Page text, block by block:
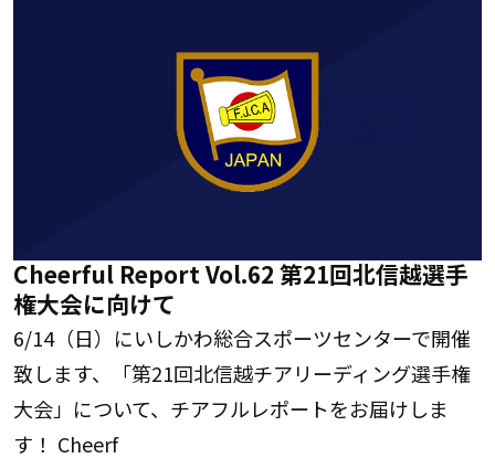
Cheerful Report Vol.62 第21回北信越選手
権大会に向けて
6/14（日）にいしかわ総合スポーツセンターで開催
致します、「第21回北信越チアリーディング選手権
大会」について、チアフルレポートをお届けしま
す！ Cheerf